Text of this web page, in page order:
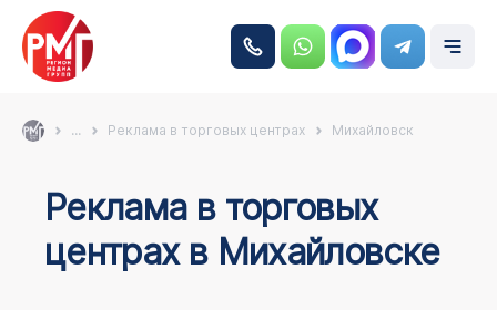
... Реклама в торговых центрах Михайловск
Реклама в торговых
центрах в Михайловске